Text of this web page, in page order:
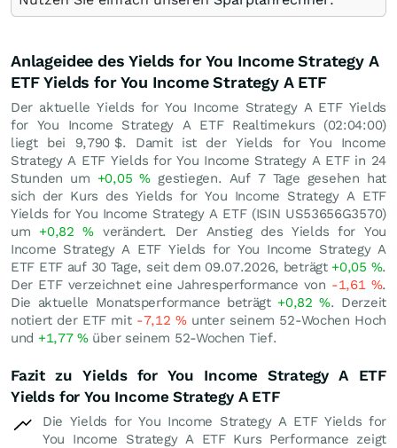
Anlageidee des Yields for You Income Strategy A
ETF Yields for You Income Strategy A ETF
Der aktuelle Yields for You Income Strategy A ETF Yields
for You Income Strategy A ETF Realtimekurs (02:04:00)
liegt bei 9,790 $. Damit ist der Yields for You Income
Strategy A ETF Yields for You Income Strategy A ETF in 24
Stunden um +0,05% gestiegen. Auf 7 Tage gesehen hat
sich der Kurs des Yields for You Income Strategy A ETF
Yields for You Income Strategy A ETF (ISIN US53656G3570)
um +0,82% verändert. Der Anstieg des Yields for You
Income Strategy A ETF Yields for You Income Strategy A
ETF ETF auf 30 Tage, seit dem 09.07.2026, beträgt +0,05 %.
Der ETF verzeichnet eine Jahresperformance von -1,61 %.
Die aktuelle Monatsperformance beträgt +0,82%. Derzeit
notiert der ETF mit -7,12 %unter seinem 52-Wochen Hoch
und +1,77%über seinem 52-Wochen Tief.
Fazit zu Yields for You Income Strategy A ETF
Yields for You Income Strategy A ETF
Die Yields for You Income Strategy A ETF Yields for
You Income Strategy A ETF Kurs Performance zeigt